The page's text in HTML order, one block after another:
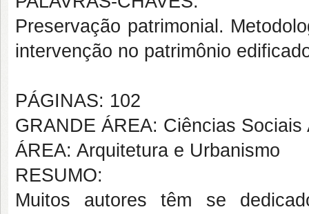
Preservação patrimonial.
intervenção no patrimônio
PÁGINAS: 102
GRANDE ÁREA: Ciências Sociais
ÁREA: Arquitetura e Urbanismo
RESUMO:
Muitos autores têm se